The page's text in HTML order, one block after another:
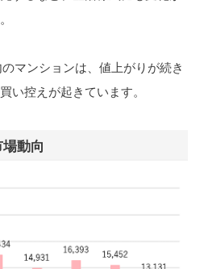
マンションは、値上がりが続き
い控えが起きています。
動向